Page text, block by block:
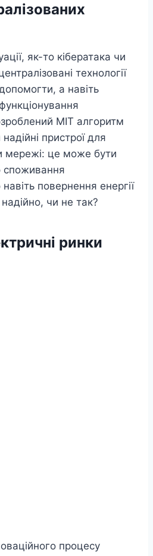
як-то кібератака чи
технології
а навіть
MIT алгоритм
пристрої для
мережі: це може бути
споживання
повернення енергії
чи не так?
ринки
процесу